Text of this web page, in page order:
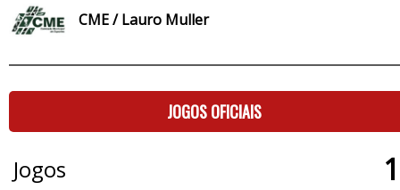
CME / Lauro Muller
JOGOS OFICIAIS
Jogos